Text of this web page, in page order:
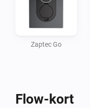
Zaptec Go
Flow-kort